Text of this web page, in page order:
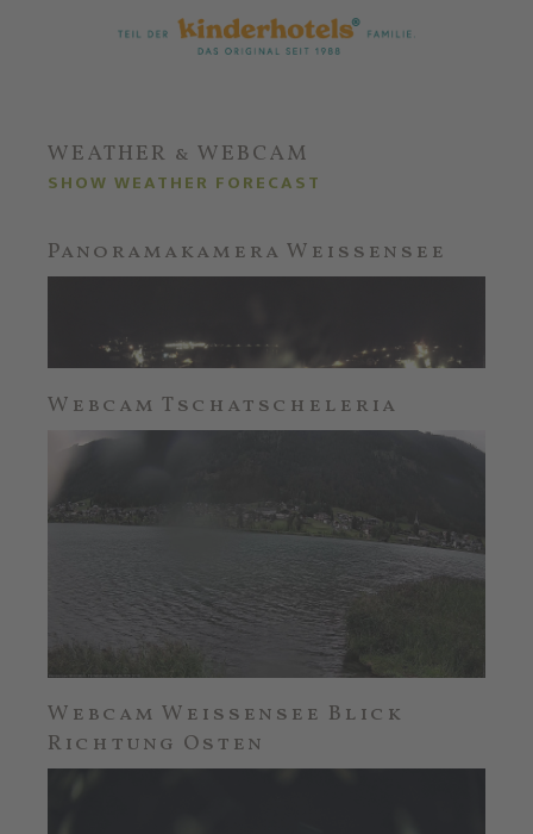
WEATHER & WEBCAM
SHOW WEATHER FORECAST
Panoramakamera Weissensee
Webcam Tschatscheleria
Webcam Weissensee Blick
Richtung Osten